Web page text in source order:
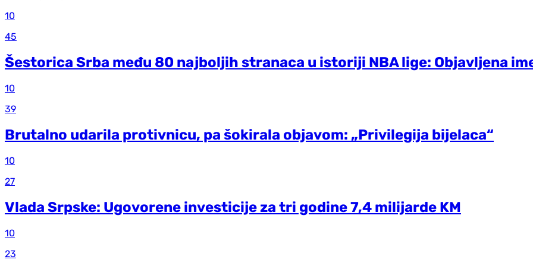
10
45
Šestorica Srba među 80 najboljih stranaca u istoriji NBA lige: Objavljena
10
39
Brutalno udarila protivnicu, pa šokirala objavom: „Privilegija bijelaca“
10
27
Vlada Srpske: Ugovorene investicije za tri godine 7,4 milijarde KM
10
23